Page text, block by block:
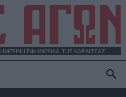
ΕΦΗΜΕΡΙΔΑ ΤΗΣ ΚΑΡΔΙΤΣΑΣ